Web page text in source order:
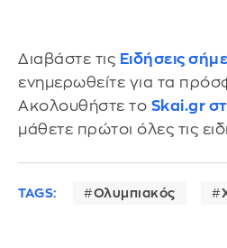
Διαβάστε τις Ειδήσεις
ενημερωθείτε για τα
Ακολουθήστε το Skai.gr
μάθετε πρώτοι όλες τις
TAGS: Ολυμπιακός